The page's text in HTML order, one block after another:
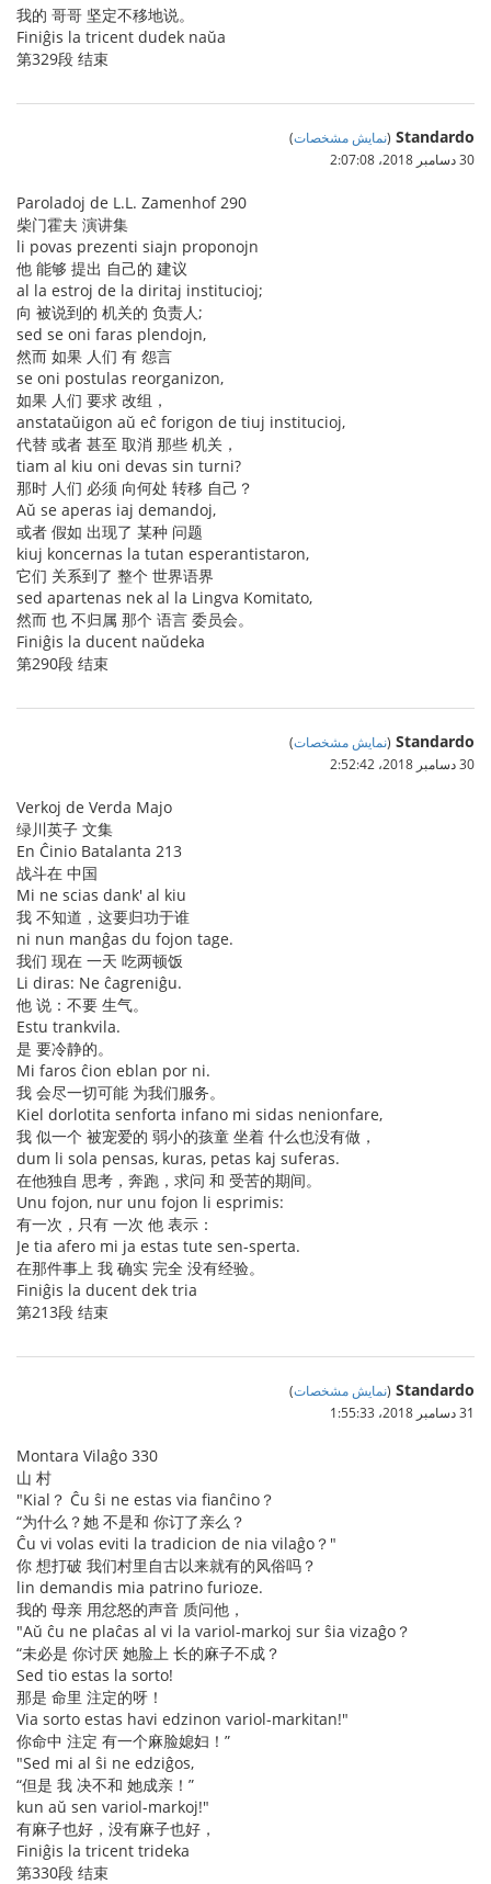
我的 哥哥 坚定不移地说。
Finiĝis la tricent dudek naŭa
第329段 结束
Standardo
(نمایش مشخصات)
30 دسامبر 2018،‏ 2:07:08
Paroladoj de L.L. Zamenhof 290
柴门霍夫 演讲集
li povas prezenti siajn proponojn
他 能够 提出 自己的 建议
al la estroj de la diritaj institucioj;
向 被说到的 机关的 负责人;
sed se oni faras plendojn,
然而 如果 人们 有 怨言
se oni postulas reorganizon,
如果 人们 要求 改组，
anstataŭigon aŭ eĉ forigon de tiuj institucioj,
代替 或者 甚至 取消 那些 机关，
tiam al kiu oni devas sin turni?
那时 人们 必须 向何处 转移 自己？
Aŭ se aperas iaj demandoj,
或者 假如 出现了 某种 问题
kiuj koncernas la tutan esperantistaron,
它们 关系到了 整个 世界语界
sed apartenas nek al la Lingva Komitato,
然而 也 不归属 那个 语言 委员会。
Finiĝis la ducent naŭdeka
第290段 结束
Standardo
(نمایش مشخصات)
30 دسامبر 2018،‏ 2:52:42
Verkoj de Verda Majo
绿川英子 文集
En Ĉinio Batalanta 213
战斗在 中国
Mi ne scias dank' al kiu
我 不知道，这要归功于谁
ni nun manĝas du fojon tage.
我们 现在 一天 吃两顿饭
Li diras: Ne ĉagreniĝu.
他 说：不要 生气。
Estu trankvila.
是 要冷静的。
Mi faros ĉion eblan por ni.
我 会尽一切可能 为我们服务。
Kiel dorlotita senforta infano mi sidas nenionfare,
我 似一个 被宠爱的 弱小的孩童 坐着 什么也没有做，
dum li sola pensas, kuras, petas kaj suferas.
在他独自 思考，奔跑，求问 和 受苦的期间。
Unu fojon, nur unu fojon li esprimis:
有一次，只有 一次 他 表示：
Je tia afero mi ja estas tute sen-sperta.
在那件事上 我 确实 完全 没有经验。
Finiĝis la ducent dek tria
第213段 结束
Standardo
(نمایش مشخصات)
31 دسامبر 2018،‏ 1:55:33
Montara Vilaĝo 330
山 村
"Kial？ Ĉu ŝi ne estas via fianĉino？
“为什么？她 不是和 你订了亲么？
Ĉu vi volas eviti la tradicion de nia vilaĝo？"
你 想打破 我们村里自古以来就有的风俗吗？
lin demandis mia patrino furioze.
我的 母亲 用忿怒的声音 质问他，
"Aŭ ĉu ne plaĉas al vi la variol-markoj sur ŝia vizaĝo？
“未必是 你讨厌 她脸上 长的麻子不成？
Sed tio estas la sorto!
那是 命里 注定的呀！
Via sorto estas havi edzinon variol-markitan!"
你命中 注定 有一个麻脸媳妇！”
"Sed mi al ŝi ne edziĝos,
“但是 我 决不和 她成亲！”
kun aŭ sen variol-markoj!"
有麻子也好，没有麻子也好，
Finiĝis la tricent trideka
第330段 结束